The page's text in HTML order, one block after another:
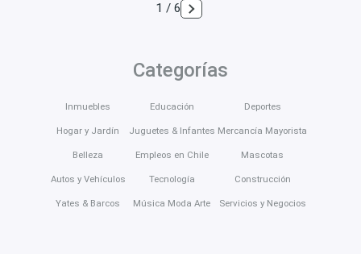
1 / 6
Categorías
Inmuebles
Hogar y Jardín
Belleza
Autos y Vehículos
Yates & Barcos
Educación
Juguetes & Infantes
Empleos en Chile
Tecnología
Música Moda Arte
Deportes
Mercancía Mayorista
Mascotas
Construcción
Servicios y Negocios